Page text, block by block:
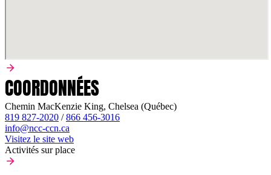
COORDONNÉES
Chemin MacKenzie King, Chelsea (Québec)
819 827-2020 /866 456-3016
info@ncc-ccn.ca
Visitez le site web
Activités sur place